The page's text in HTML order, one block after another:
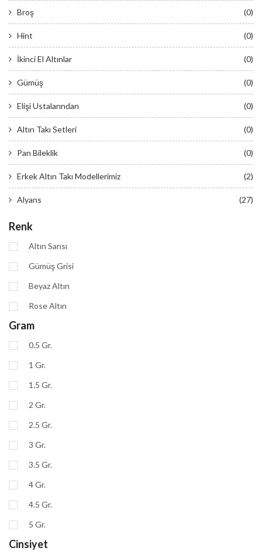
Broş (0)
Hint (0)
İkinci El Altınlar (0)
Gümüş (0)
Elişi Ustalarından (0)
Altın Takı Setleri (0)
Pan Bileklik (0)
Erkek Altın Takı Modellerimiz (2)
Alyans (27)
Renk
Altın Sarısı
Gümüş Grisi
Beyaz Altın
Rose Altın
Gram
0.5 Gr.
1 Gr.
1.5 Gr.
2 Gr.
2.5 Gr.
3 Gr.
3.5 Gr.
4 Gr.
4.5 Gr.
5 Gr.
Cinsiyet